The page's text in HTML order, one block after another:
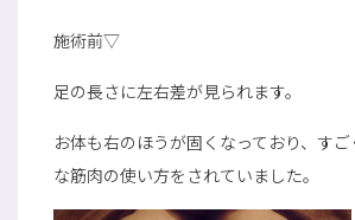
施術前▽
足の長さに左右差が見られます。
お体も右のほうが固くなっており、す
な筋肉の使い方をされていました。